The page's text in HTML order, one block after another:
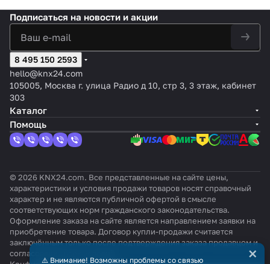
Подписаться на новости и акции
8 495 150 2593
hello@knx24.com
105005, Москва г. улица Радио д 10, стр 3, 3 этаж, кабинет
303
Каталог
Помощь
© 2026 KNX24.com. Все представленные на сайте цены,
характеристики и условия продажи товаров носят справочный
характер и не являются публичной офертой в смысле
соответствующих норм гражданского законодательства.
Оформление заказа на сайте является направлением заявки на
приобретение товара. Договор купли-продажи считается
заключённым только после подтверждения заказа продавцом и
согласования всех условий.
⚠️ Внимание! Возможны проблемы со связью ×